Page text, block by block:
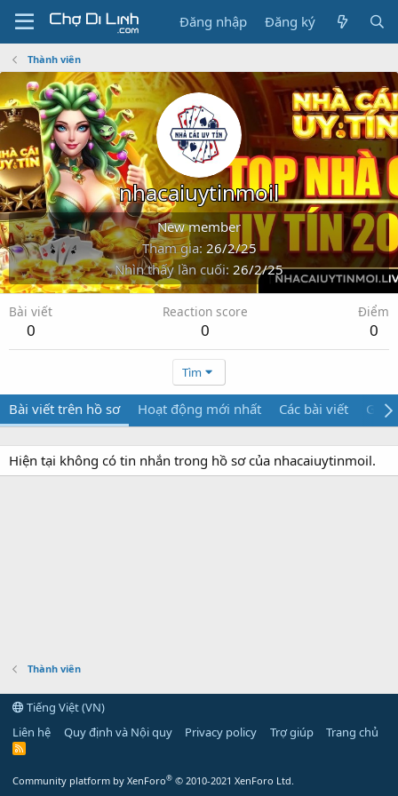
Đăng nhập Đăng ký
Thành viên
nhacaiuytinmoil
New member
Tham gia 26/2/25
Nhìn thấy lần cuối 26/2/25
Bài viết
0
Reaction score
0
Điểm
0
Tìm
Bài viết trên hồ sơ Hoạt động mới nhất Các bài viết Giới
Hiện tại không có tin nhắn trong hồ sơ của nhacaiuytinmoil.
Thành viên
Tiếng Việt (VN)
Liên hệ
Quy định và Nội quy Privacy policy Trợ giúp Trang chủ
R
Community platform by XenForo® © 2010-2021 XenForo Ltd.